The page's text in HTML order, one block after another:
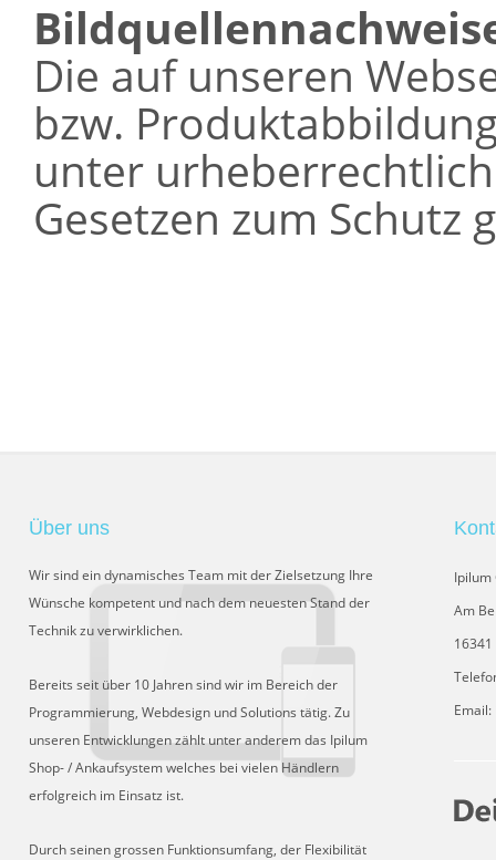
Die auf unseren
bzw.
unter
Gesetzen zum Schutz
Über uns
Wir sind ein dynamisches Team mit der Zielsetzung Ihre
Wünsche kompetent und nach dem neuesten Stand der
Technik zu verwirklichen.
Bereits seit über 10 Jahren sind wir im Bereich der
Programmierung, Webdesign und Solutions tätig. Zu
unseren Entwicklungen zählt unter anderem das Ipilum
Shop- / Ankaufsystem welches bei vielen Händlern
erfolgreich im Einsatz ist.
Durch seinen grossen Funktionsumfang, der Flexibilität
Ipilum
Am